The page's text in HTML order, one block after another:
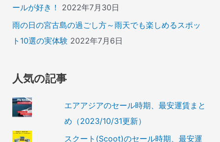
ールが好き！
2022年7月30日
雨の日の宮古島の過ごし方～雨天でも楽しめるスポッ
ト10選の実体験 2022年7月6日
人気の記事
エアアジアのセール時期、最安運賃まと
め（2023/10/31更新）
スクート(Scoot)のセール時期、最安運